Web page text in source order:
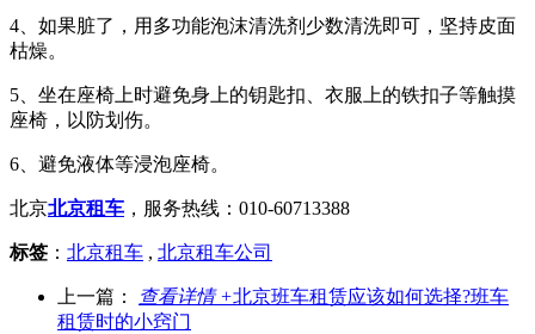
4、如果脏了，用多功能泡沫清洗剂少数清洗即可，坚持皮面
枯燥。
5、坐在座椅上时避免身上的钥匙扣、衣服上的铁扣子等触摸
座椅，以防划伤。
6、避免液体等浸泡座椅。
北京北京租车 ，服务热线：010-60713388
标签 ： 北京租车 , 北京租车公司
上一篇： 查看详情 +北京班车租赁应该如何选择?班车
租赁时的小窍门